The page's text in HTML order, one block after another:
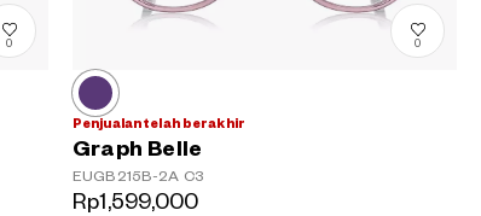
0 0
Penjualan telah berakhir
Graph Belle
EUGB215B-2A C3
Rp1,599,000